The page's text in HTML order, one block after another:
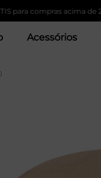
compras acima de 259,00
Acessórios